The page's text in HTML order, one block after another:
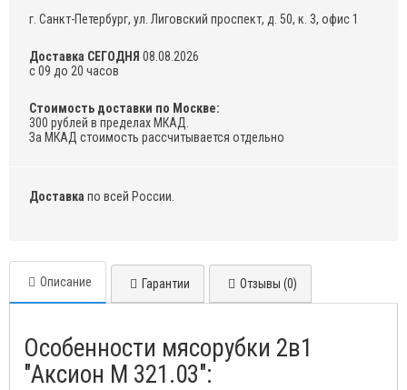
г. Санкт-Петербург, ул. Лиговский проспект, д. 50, к. 3, офис 1
Доставка СЕГОДНЯ 08.08.2026
с 09 до 20 часов
Стоимость доставки по Москве:
300 рублей в пределах МКАД.
За МКАД стоимость рассчитывается отдельно
Доставка по всей России.
Описание Гарантии Отзывы (0)
Особенности мясорубки 2в1
"Аксион М 321.03":